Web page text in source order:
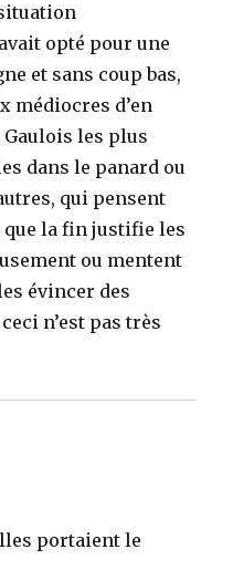
opté pour une
et sans coup bas,
médiocres d’en
Gaulois les plus
dans le panard ou
qui pensent
la fin justifie les
ou mentent
évincer des
n’est pas très
portaient le